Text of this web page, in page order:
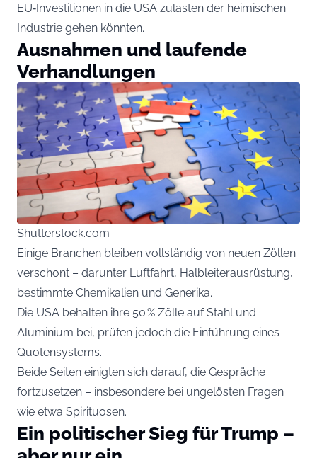
EU‑Investitionen in die USA zulasten der heimischen
Industrie gehen könnten.
Ausnahmen und laufende
Verhandlungen
Shutterstock.com
Einige Branchen bleiben vollständig von neuen Zöllen
verschont – darunter Luftfahrt, Halbleiterausrüstung,
bestimmte Chemikalien und Generika.
Die USA behalten ihre 50 % Zölle auf Stahl und
Aluminium bei, prüfen jedoch die Einführung eines
Quotensystems.
Beide Seiten einigten sich darauf, die Gespräche
fortzusetzen – insbesondere bei ungelösten Fragen
wie etwa Spirituosen.
Ein politischer Sieg für Trump –